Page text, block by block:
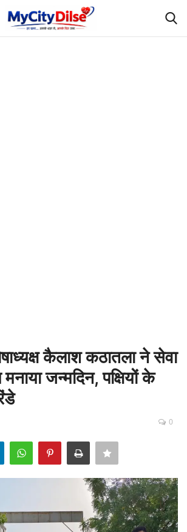
कैलाश कठातला ने सेवा
जन्मदिन, पक्षियों के
0